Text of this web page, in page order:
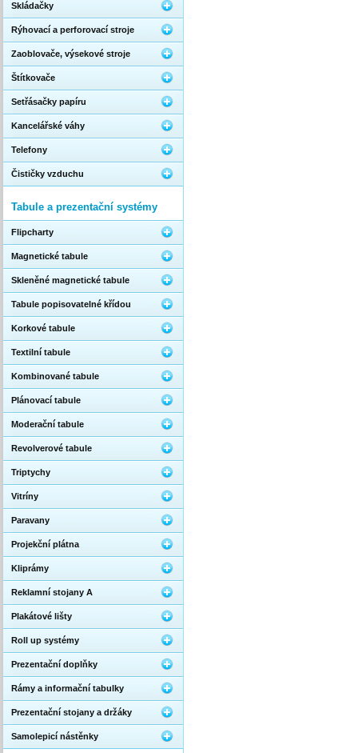
Skládačky
Rýhovací a perforovací stroje
Zaoblovače, výsekové stroje
Štítkovače
Setřásačky papíru
Kancelářské váhy
Telefony
Čističky vzduchu
Tabule a prezentační systémy
Flipcharty
Magnetické tabule
Skleněné magnetické tabule
Tabule popisovatelné křídou
Korkové tabule
Textilní tabule
Kombinované tabule
Plánovací tabule
Moderační tabule
Revolverové tabule
Triptychy
Vitríny
Paravany
Projekční plátna
Kliprámy
Reklamní stojany A
Plakátové lišty
Roll up systémy
Prezentační doplňky
Rámy a informační tabulky
Prezentační stojany a držáky
Samolepicí nástěnky